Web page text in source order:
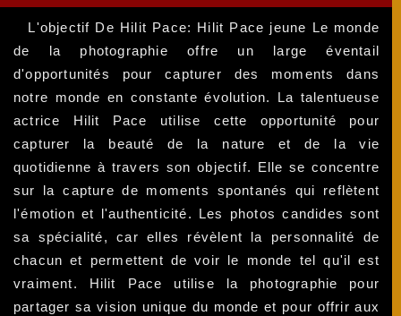
L'objectif De Hilit Pace: Hilit Pace jeune Le monde
de la photographie offre un large éventail
d'opportunités pour capturer des moments dans
notre monde en constante évolution. La talentueuse
actrice Hilit Pace utilise cette opportunité pour
capturer la beauté de la nature et de la vie
quotidienne à travers son objectif. Elle se concentre
sur la capture de moments spontanés qui reflètent
l'émotion et l'authenticité. Les photos candides sont
sa spécialité, car elles révèlent la personnalité de
chacun et permettent de voir le monde tel qu'il est
vraiment. Hilit Pace utilise la photographie pour
partager sa vision unique du monde et pour offrir aux